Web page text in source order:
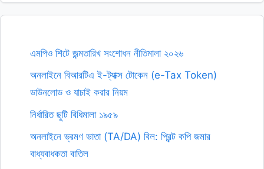
এমপিও শিটে জন্মতারিখ সংশোধন নীতিমালা ২০২৬
অনলাইনে বিআরটিএ ই-ট্যাক্স টোকেন (e-Tax Token)
ডাউনলোড ও যাচাই করার নিয়ম
নির্ধারিত ছুটি বিধিমালা ১৯৫৯
অনলাইনে ভ্রমণ ভাতা (TA/DA) বিল: প্রিন্ট কপি জমার
বাধ্যবাধকতা বাতিল